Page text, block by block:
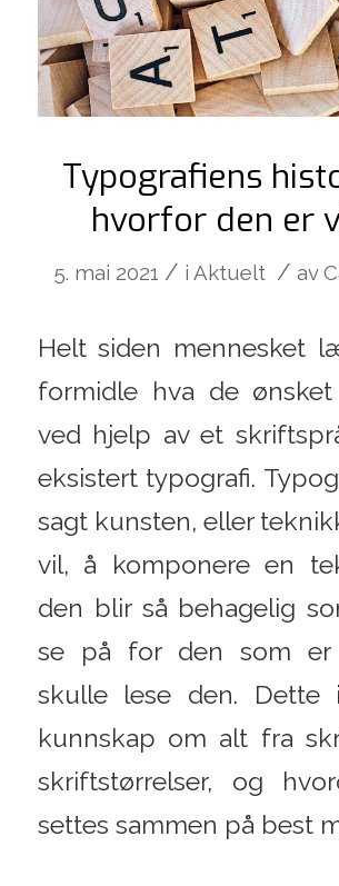
Typografiens
hvorfor den er
5. mai 2021 / iAktuelt / av
Helt siden mennesket
formidle hva de
ved hjelp av et
eksistert typografi.
sagt kunsten, eller
vil, å komponere en
den blir så behagelig
se på for den som
skulle lese den. Dette
kunnskap om alt fra
skriftstørrelser, og
settes sammen på best